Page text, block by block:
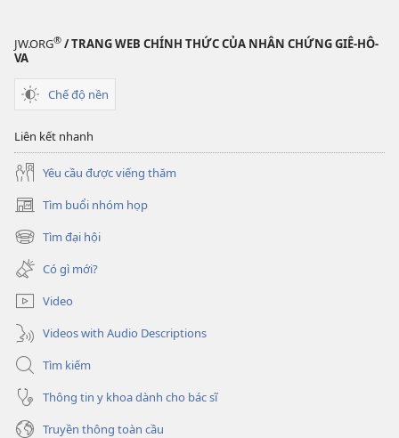
JW.ORG® / TRANG WEB CHÍNH THỨC CỦA NHÂN CHỨNG GIÊ-HÔ-
VA
Chế độ nền
Liên kết nhanh
Yêu cầu được viếng thăm
Tìm buổi nhóm họp
(mở
cửa
sổ
mới)
Tìm đại hội
(mở
cửa
sổ
mới)
Có gì mới?
Video
Videos with Audio Descriptions
Tìm kiếm
Thông tin y khoa dành cho bác sĩ
Truyền thông toàn cầu